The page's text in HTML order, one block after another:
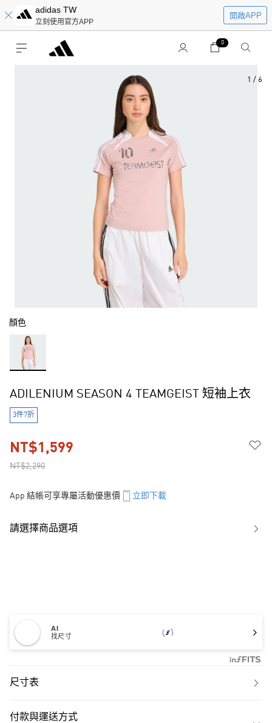
adidas TW
立刻使用官方APP
開啟APP
0
1 / 6
顏色
ADILENIUM SEASON 4 TEAMGEIST 短袖上衣
3件7折
NT$2,290
NT$1,599
App 結帳可享專屬活動優惠價 立即下載
請選擇商品選項
AI
找尺寸
尺寸表
付款與運送方式